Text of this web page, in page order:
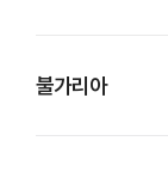
불가리아